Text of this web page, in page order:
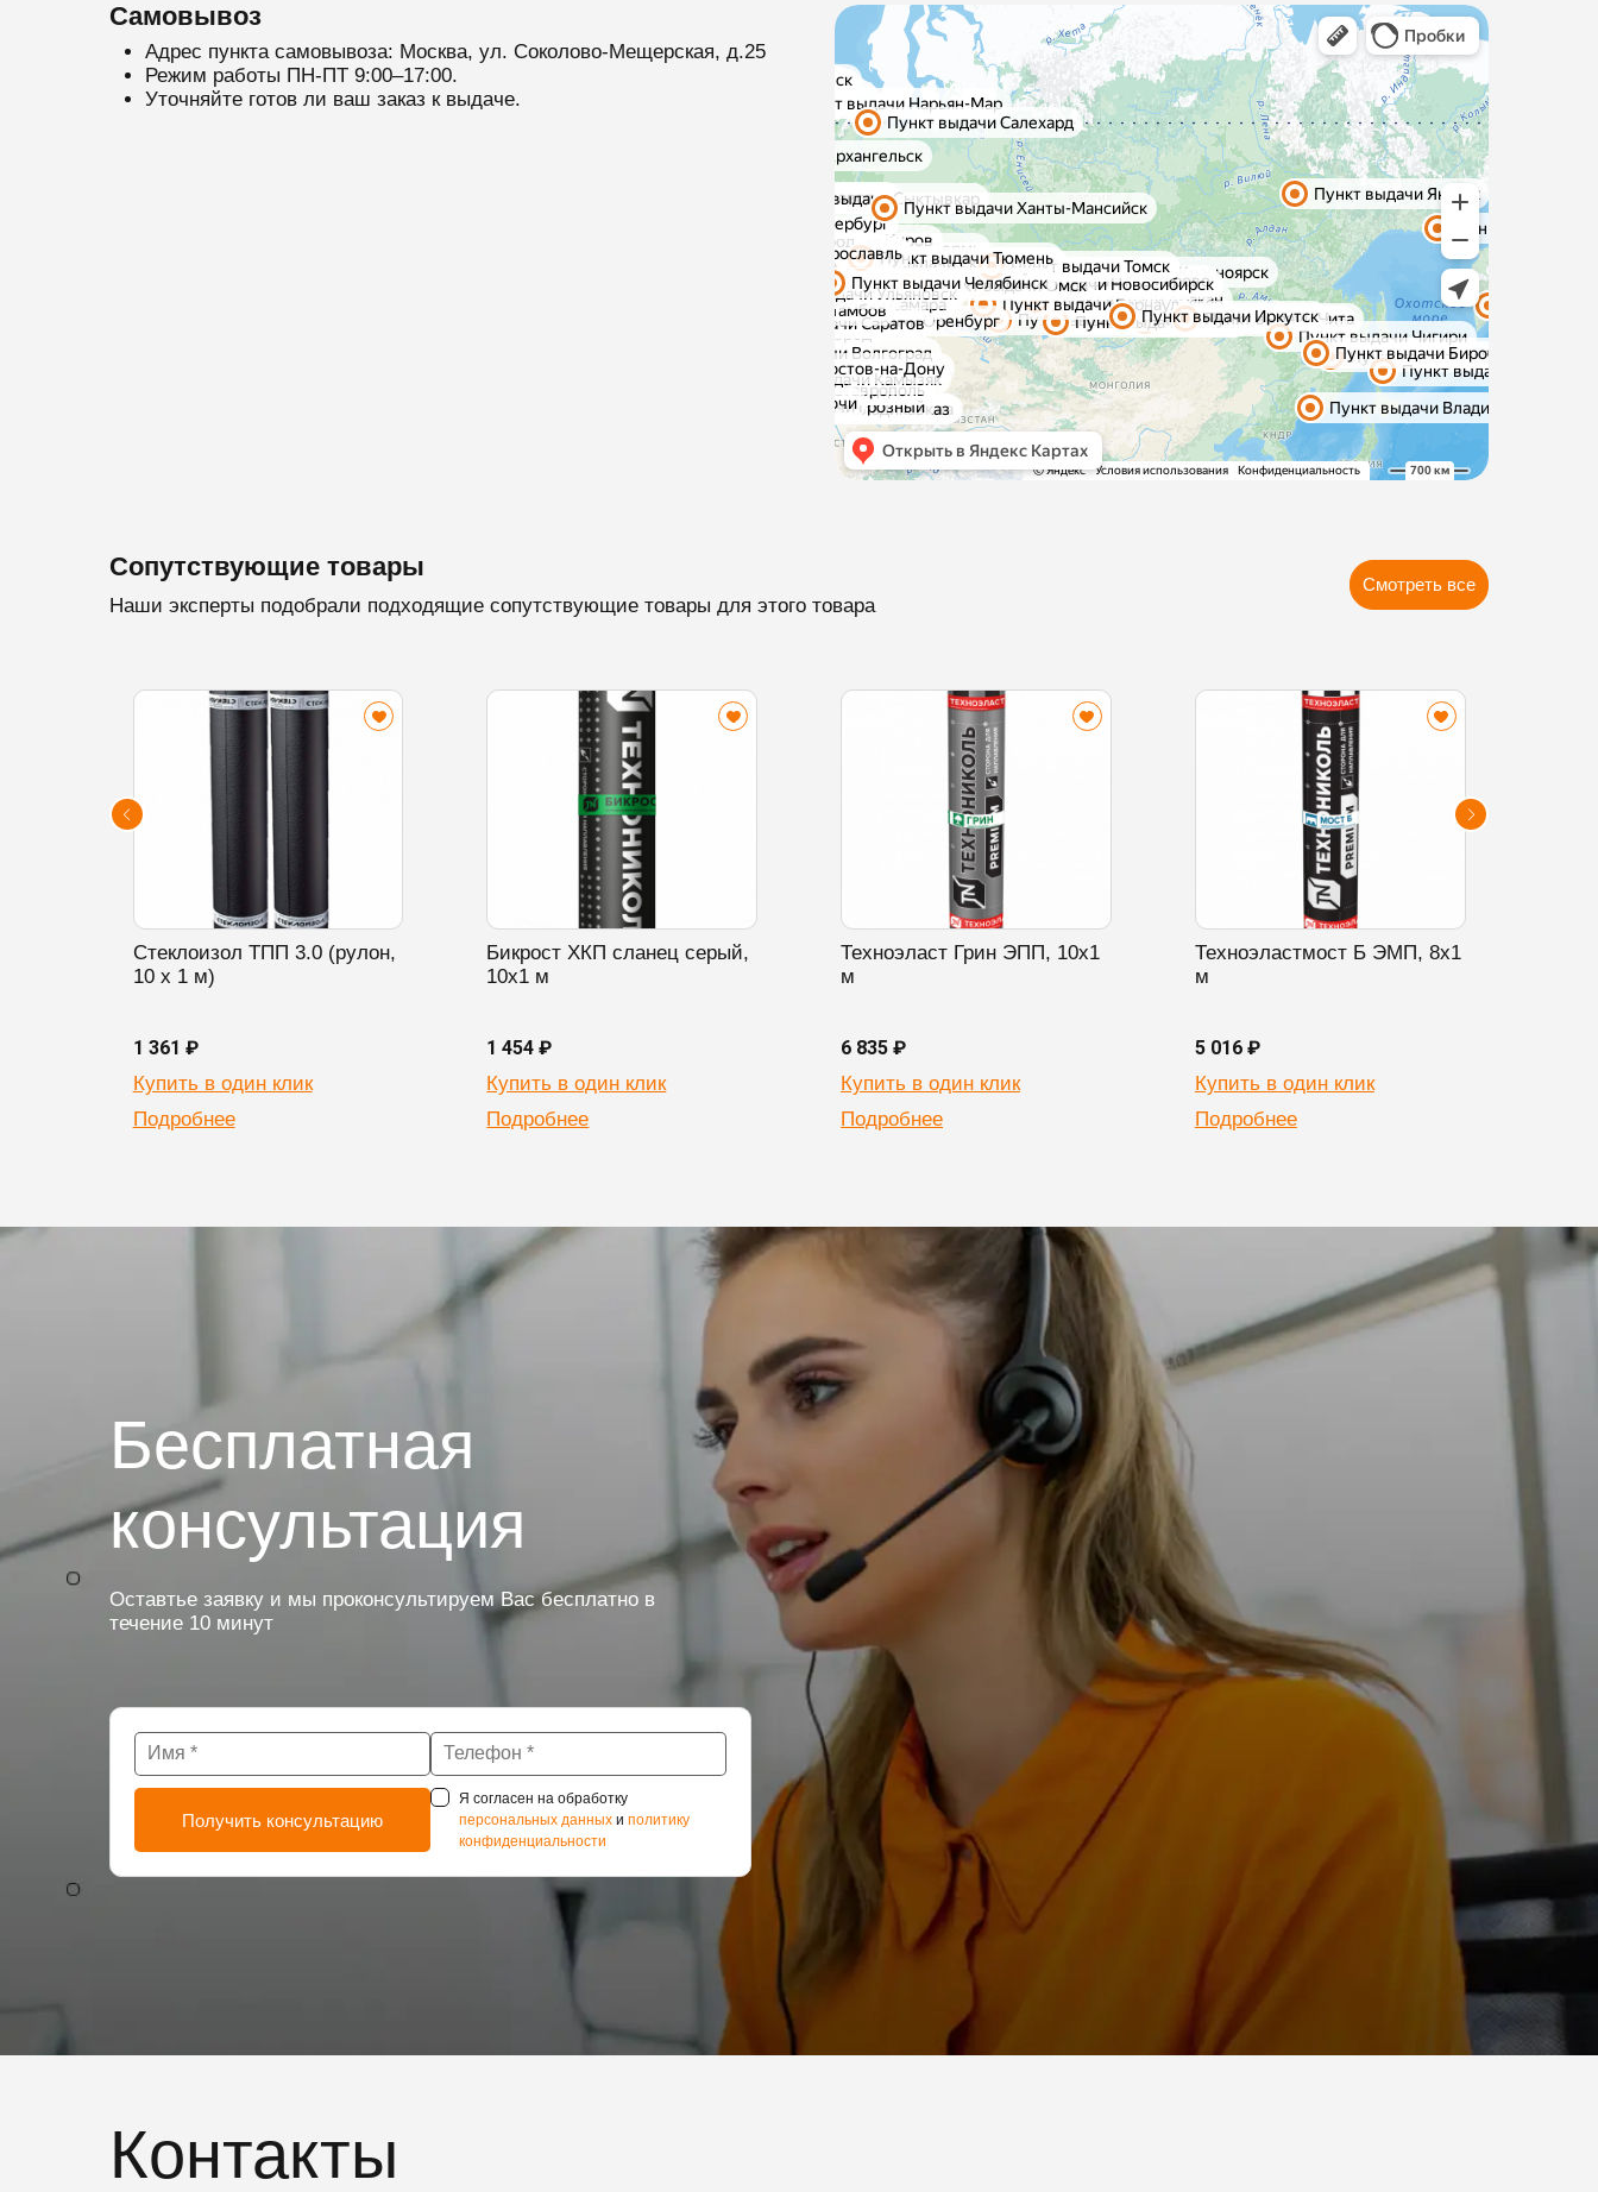
Самовывоз
Адрес пункта самовывоза: Москва, ул. Соколово-Мещерская, д.25
Режим работы ПН-ПТ 9:00–17:00.
Уточняйте готов ли ваш заказ к выдаче.
Сопутствующие товары
Наши эксперты подобрали подходящие сопутствующие товары для этого товара
Смотреть все
Стеклоизол ТПП 3.0 (рулон,
10 х 1 м)
1 361 ₽
Купить в один клик
Подробнее
Бикрост ХКП сланец серый,
10х1 м
1 454 ₽
Купить в один клик
Подробнее
Техноэласт Грин ЭПП, 10х1
м
6 835 ₽
Купить в один клик
Подробнее
Техноэластмост Б ЭМП, 8х1
м
5 016 ₽
Купить в один клик
Подробнее
Бесплатная
консультация
Оставтье заявку и мы проконсультируем Вас бесплатно в
течение 10 минут
Я согласен на обработку
персональных данныхи политику
конфиденциальности
Контакты